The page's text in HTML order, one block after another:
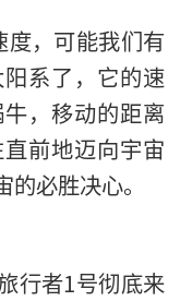
，可能我们有
系了，它的速
，移动的距离
前地迈向宇宙
必胜决心。
行者1号彻底来